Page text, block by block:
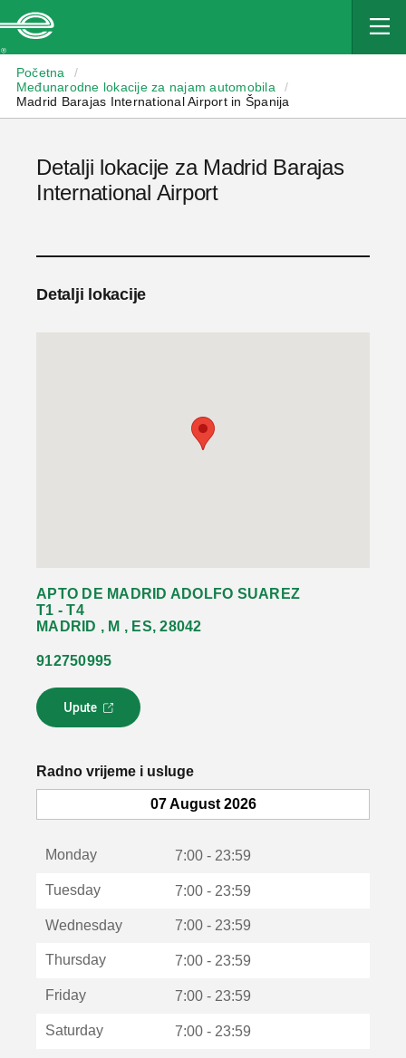
Početna
/
Međunarodne lokacije za najam automobila
/
Madrid Barajas International Airport in Španija
Detalji lokacije za Madrid Barajas
International Airport
Detalji lokacije
APTO DE MADRID ADOLFO SUAREZ
T1 - T4
MADRID , M , ES, 28042
912750995
Upute
L
i
k
o
u
Radno vrijeme i usluge
07 August 2026
Monday 7:00 - 23:59
Tuesday 7:00 - 23:59
Wednesday 7:00 - 23:59
Thursday 7:00 - 23:59
Friday 7:00 - 23:59
Saturday 7:00 - 23:59